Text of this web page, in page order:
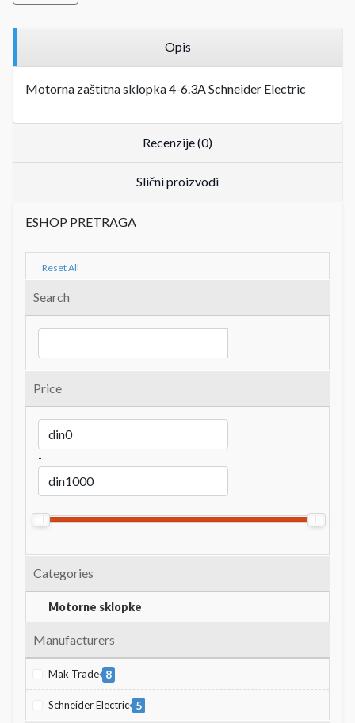
Opis
Motorna zaštitna sklopka 4-6.3A Schneider Electric
Recenzije (0)
Slični proizvodi
ESHOP PRETRAGA
Reset All
Search
Price
-
Categories
Motorne sklopke
Manufacturers
Mak Trade 8
Schneider Electric 5